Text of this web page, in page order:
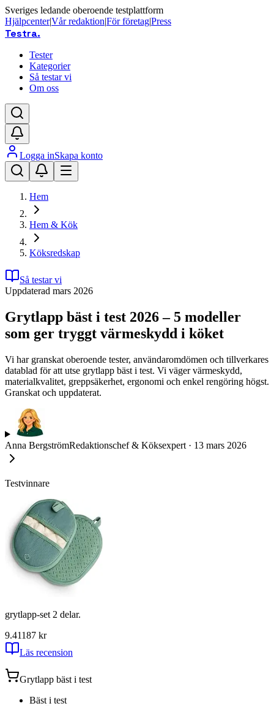
Sveriges ledande oberoende testplattform
Hjälpcenter|Vår redaktion|För företag|Press
Testra.
Tester
Kategorier
Så testar vi
Om oss
Logga inSkapa konto
Hem
Hem & Kök
Köksredskap
Så testar vi
Uppdaterad mars 2026
Grytlapp bäst i test 2026 – 5 modeller
som ger tryggt värmeskydd i köket
Vi har granskat oberoende tester, användaromdömen och tillverkares
datablad för att utse grytlapp bäst i test. Vi väger värmeskydd,
materialkvalitet, greppsäkerhet, ergonomi och enkel rengöring högst.
Granskat och uppdaterat.
Anna BergströmRedaktionschef & Köksexpert · 13 mars 2026
Testvinnare
grytlapp-set 2 delar.
9.41187 kr
Läs recension
Grytlapp bäst i test
Bäst i test